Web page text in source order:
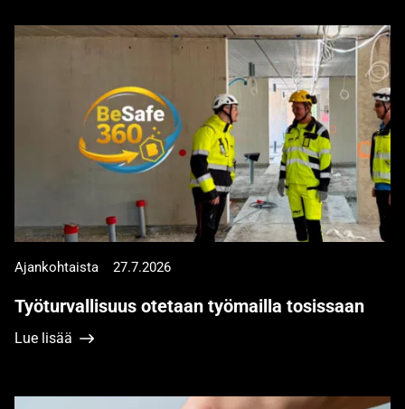
Ajankohtaista 27.7.2026
Työturvallisuus otetaan työmailla tosissaan
Lue lisää